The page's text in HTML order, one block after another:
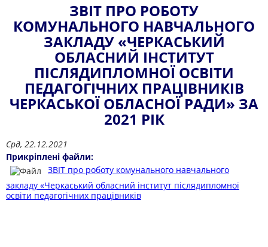
ЗВІТ ПРО РОБОТУ
КОМУНАЛЬНОГО НАВЧАЛЬНОГО
ЗАКЛАДУ «ЧЕРКАСЬКИЙ
ОБЛАСНИЙ ІНСТИТУТ
ПІСЛЯДИПЛОМНОЇ ОСВІТИ
ПЕДАГОГІЧНИХ ПРАЦІВНИКІВ
ЧЕРКАСЬКОЇ ОБЛАСНОЇ РАДИ» ЗА
2021 РІК
Срд, 22.12.2021
Прикріплені файли:
ЗВІТ про роботу комунального навчального
закладу «Черкаський обласний інститут післядипломної
освіти педагогічних працівників